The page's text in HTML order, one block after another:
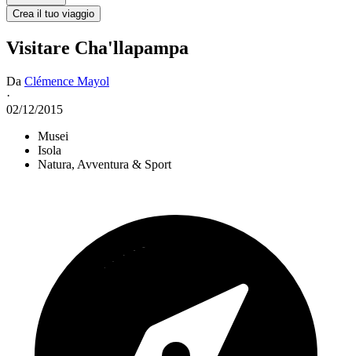
Crea il tuo viaggio
Visitare Cha'llapampa
Da Clémence Mayol
·
02/12/2015
Musei
Isola
Natura, Avventura & Sport